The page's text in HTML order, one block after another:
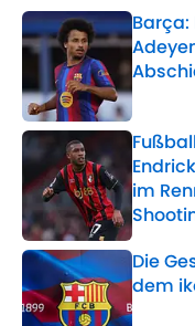
Barça:
im
Die
dem